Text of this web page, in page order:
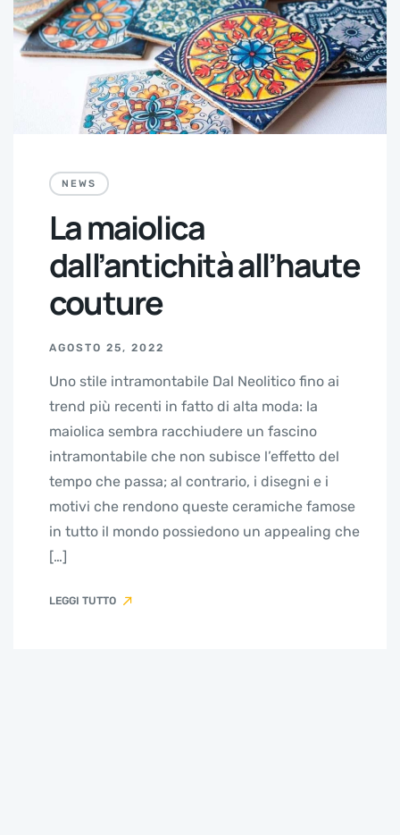
NEWS
La maiolica
dall’antichità all’haute
couture
AGOSTO 25, 2022
Uno stile intramontabile Dal Neolitico fino ai
trend più recenti in fatto di alta moda: la
maiolica sembra racchiudere un fascino
intramontabile che non subisce l’effetto del
tempo che passa; al contrario, i disegni e i
motivi che rendono queste ceramiche famose
in tutto il mondo possiedono un appealing che
[…]
LEGGI TUTTO